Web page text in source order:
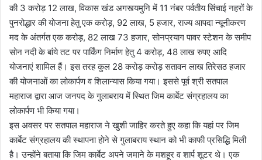
की 3 करोड़ 12 लाख, विकास खंड अगस्त्यमुनि में 11 नंबर पर्वतीय सिंचाई नहरों के
पुनरोद्धार की योजना हेतु एक करोड़, 92 लाख, 5 हजार, राज्य आपदा न्यूनीकरण
मद के अंतर्गत एक करोड़, 82 लाख 73 हजार, सोनप्रयाग पावर स्टेशन के समीप
सोन नदी के बांये तट पर पार्किंग निर्माण हेतु 4 करोड़, 48 लाख रुपए आदि
योजनाएं शामिल हैं। इस तरह कुल 28 करोड़ करोड़ सतावन लाख तिरेसठ हजार
की योजनाओं का लोकार्पण व शिलान्यास किया गया। इससे पूर्व श्री सतपाल
महाराज द्वारा आज जनपद के गुलाबराय में स्थित जिम कार्बेट संग्रहालय का
लोकार्पण भी किया गया।
इस अवसर पर सतपाल महाराज ने खुशी जाहिर करते हुए कहा कि यहां पर जिम
कार्बेट संग्रहालय की स्थापना होने से गुलाबराय स्थान को भी काफी प्रसिद्धि मिली
है। उन्होंने बताया कि जिम कार्बेट अपने जमाने के मशहूर व शार्प शूटर थे। एक